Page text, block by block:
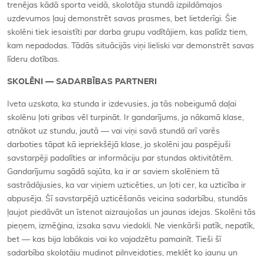
trenējas kādā sporta veidā, skolotāja stundā izpildāmajos
uzdevumos ļauj demonstrēt savas prasmes, bet lietderīgi. Šie
skolēni tiek iesaistīti par darba grupu vadītājiem, kas palīdz tiem,
kam nepadodas. Tādās situācijās viņi lieliski var demonstrēt savas
līderu dotības.
SKOLĒNI — SADARBĪBAS PARTNERI
Iveta uzskata, ka stunda ir izdevusies, ja tās nobeigumā daļai
skolēnu ļoti gribas vēl turpināt. Ir gandarījums, ja nākamā klase,
atnākot uz stundu, jautā — vai viņi savā stundā arī varēs
darboties tāpat kā iepriekšējā klase, jo skolēni jau paspējuši
savstarpēji padalīties ar informāciju par stundas aktivitātēm.
Gandarījumu sagādā sajūta, ka ir ar saviem skolēniem tā
sastrādājusies, ka var viņiem uzticēties, un ļoti cer, ka uzticība ir
abpusēja. Šī savstarpējā uzticēšanās veicina sadarbību, stundās
ļaujot piedāvāt un īstenot aizraujošas un jaunas idejas. Skolēni tās
pieņem, izmēģina, izsaka savu viedokli. Ne vienkārši patīk, nepatīk,
bet — kas bija labākais vai ko vajadzētu pamainīt. Tieši šī
sadarbība skolotāju mudinot pilnveidoties, meklēt ko jaunu un